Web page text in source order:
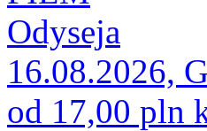
Odyseja
16.08.2026,
od 17,00 pln